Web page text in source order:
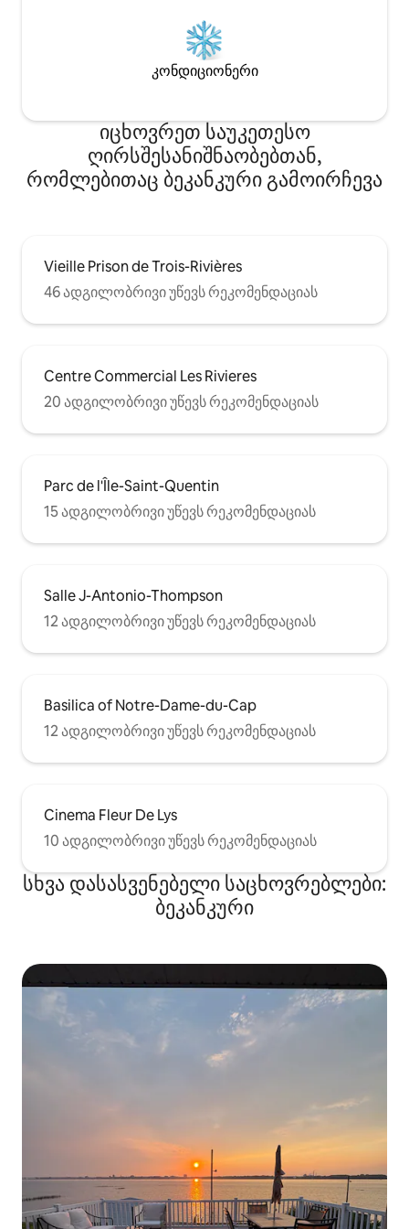
კონდიციონერი
იცხოვრეთ საუკეთესო
ღირსშესანიშნაობებთან,
რომლებითაც ბეკანკური გამოირჩევა
Vieille Prison de Trois-Rivières
46 ადგილობრივი უწევს რეკომენდაციას
Centre Commercial Les Rivieres
20 ადგილობრივი უწევს რეკომენდაციას
Parc de l'Île-Saint-Quentin
15 ადგილობრივი უწევს რეკომენდაციას
Salle J-Antonio-Thompson
12 ადგილობრივი უწევს რეკომენდაციას
Basilica of Notre-Dame-du-Cap
12 ადგილობრივი უწევს რეკომენდაციას
Cinema Fleur De Lys
10 ადგილობრივი უწევს რეკომენდაციას
სხვა დასასვენებელი საცხოვრებლები:
ბეკანკური